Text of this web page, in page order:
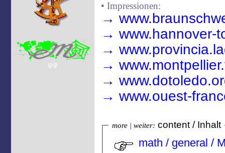
φφ
• Impressionen:
→
→ www.hannover-
→
→
→
→ www.ouest-
more | weiter: content / Inhalt
math / general /